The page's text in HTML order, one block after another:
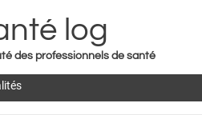
navigation
log
des professionnels de santé